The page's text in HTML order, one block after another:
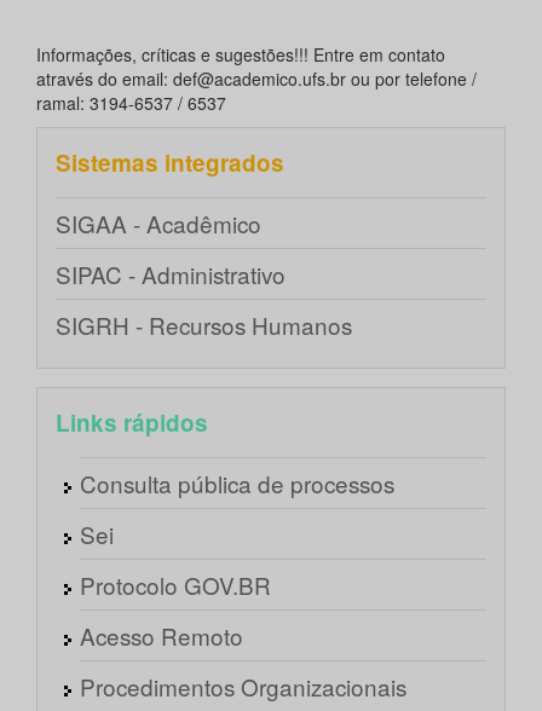
Informações, críticas e sugestões!!! Entre em contato
através do email: def@academico.ufs.br ou por telefone /
ramal: 3194-6537 / 6537
Sistemas integrados
SIGAA - Acadêmico
SIPAC - Administrativo
SIGRH - Recursos Humanos
Links rápidos
Consulta pública de processos
Sei
Protocolo GOV.BR
Acesso Remoto
Procedimentos Organizacionais